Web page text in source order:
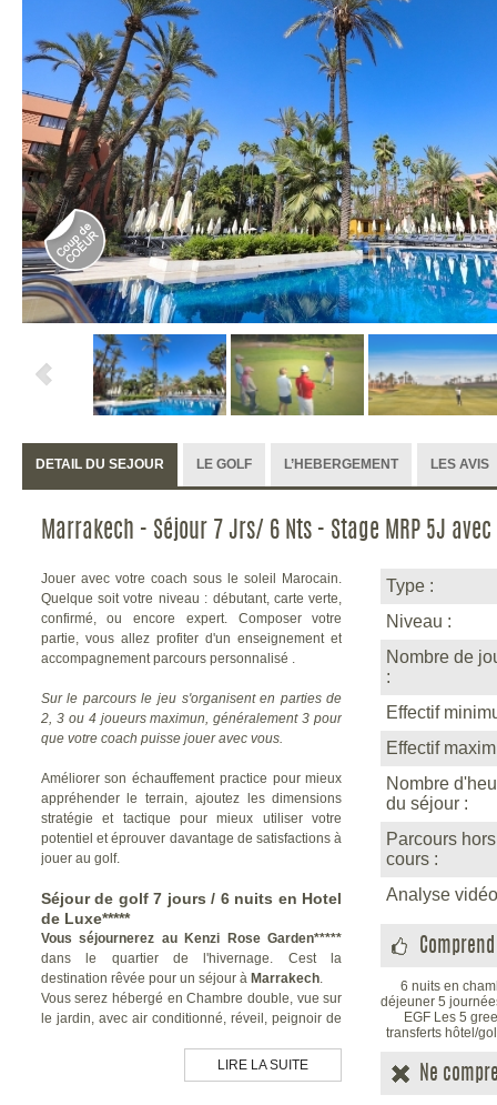
DETAIL DU SEJOUR LE GOLF L’HEBERGEMENT LES AVIS
Marrakech - Séjour 7 Jrs/ 6 Nts - Stage MRP 5J avec
Type :
Niveau :
Nombre de
:
Effectif
Effectif
Nombre
du séjour :
Parcours hors
cours :
Analyse
6 nuits en
déjeuner 5
EGF Les 5
transferts hôtel/
Ne
Jouer avec votre coach sous le soleil Marocain.
Quelque soit votre niveau : débutant, carte verte,
confirmé, ou encore expert. Composer votre
partie, vous allez profiter d'un enseignement et
accompagnement parcours personnalisé .
Sur le parcours le jeu s'organisent en parties de
2, 3 ou 4 joueurs maximun, généralement 3 pour
que votre coach puisse jouer avec vous.
Améliorer son échauffement practice pour mieux
appréhender le terrain, ajoutez les dimensions
stratégie et tactique pour mieux utiliser votre
potentiel et éprouver davantage de satisfactions à
jouer au golf.
Séjour de golf 7 jours / 6 nuits en Hotel
de Luxe*****
Vous séjournerez au Kenzi Rose Garden*****
dans le quartier de l'hivernage. Cest la
destination rêvée pour un séjour à Marrakech.
Vous serez hébergé en Chambre double, vue sur
le jardin, avec air conditionné, réveil, peignoir de
lit, balcon, parking, transfert, wifi...LIRE LA SUITE